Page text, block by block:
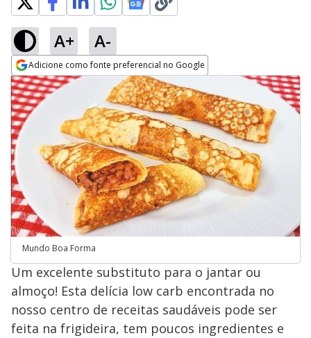
A+ A-
Adicione como fonte preferencial no Google
Opens in new window
Mundo Boa Forma
Um excelente substituto para o jantar ou
almoço! Esta delícia low carb encontrada no
nosso centro de receitas saudáveis pode ser
feita na frigideira, tem poucos ingredientes e